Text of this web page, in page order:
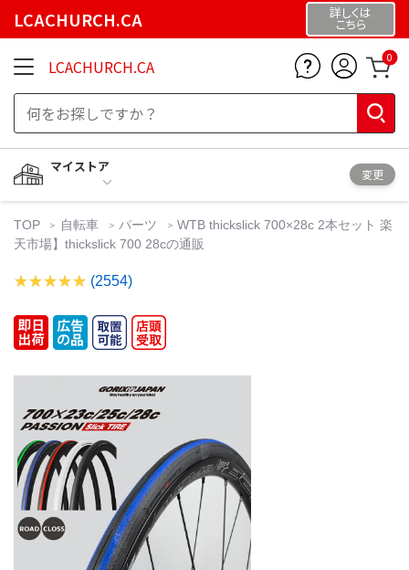
LCACHURCH.CA 詳しくは
こちら
LCACHURCH.CA 0
マイストア
変更
TOP 自転車 パーツ
WTB thickslick 700×28c 2本セット 楽
天市場】thickslick 700 28cの通販
(2554)